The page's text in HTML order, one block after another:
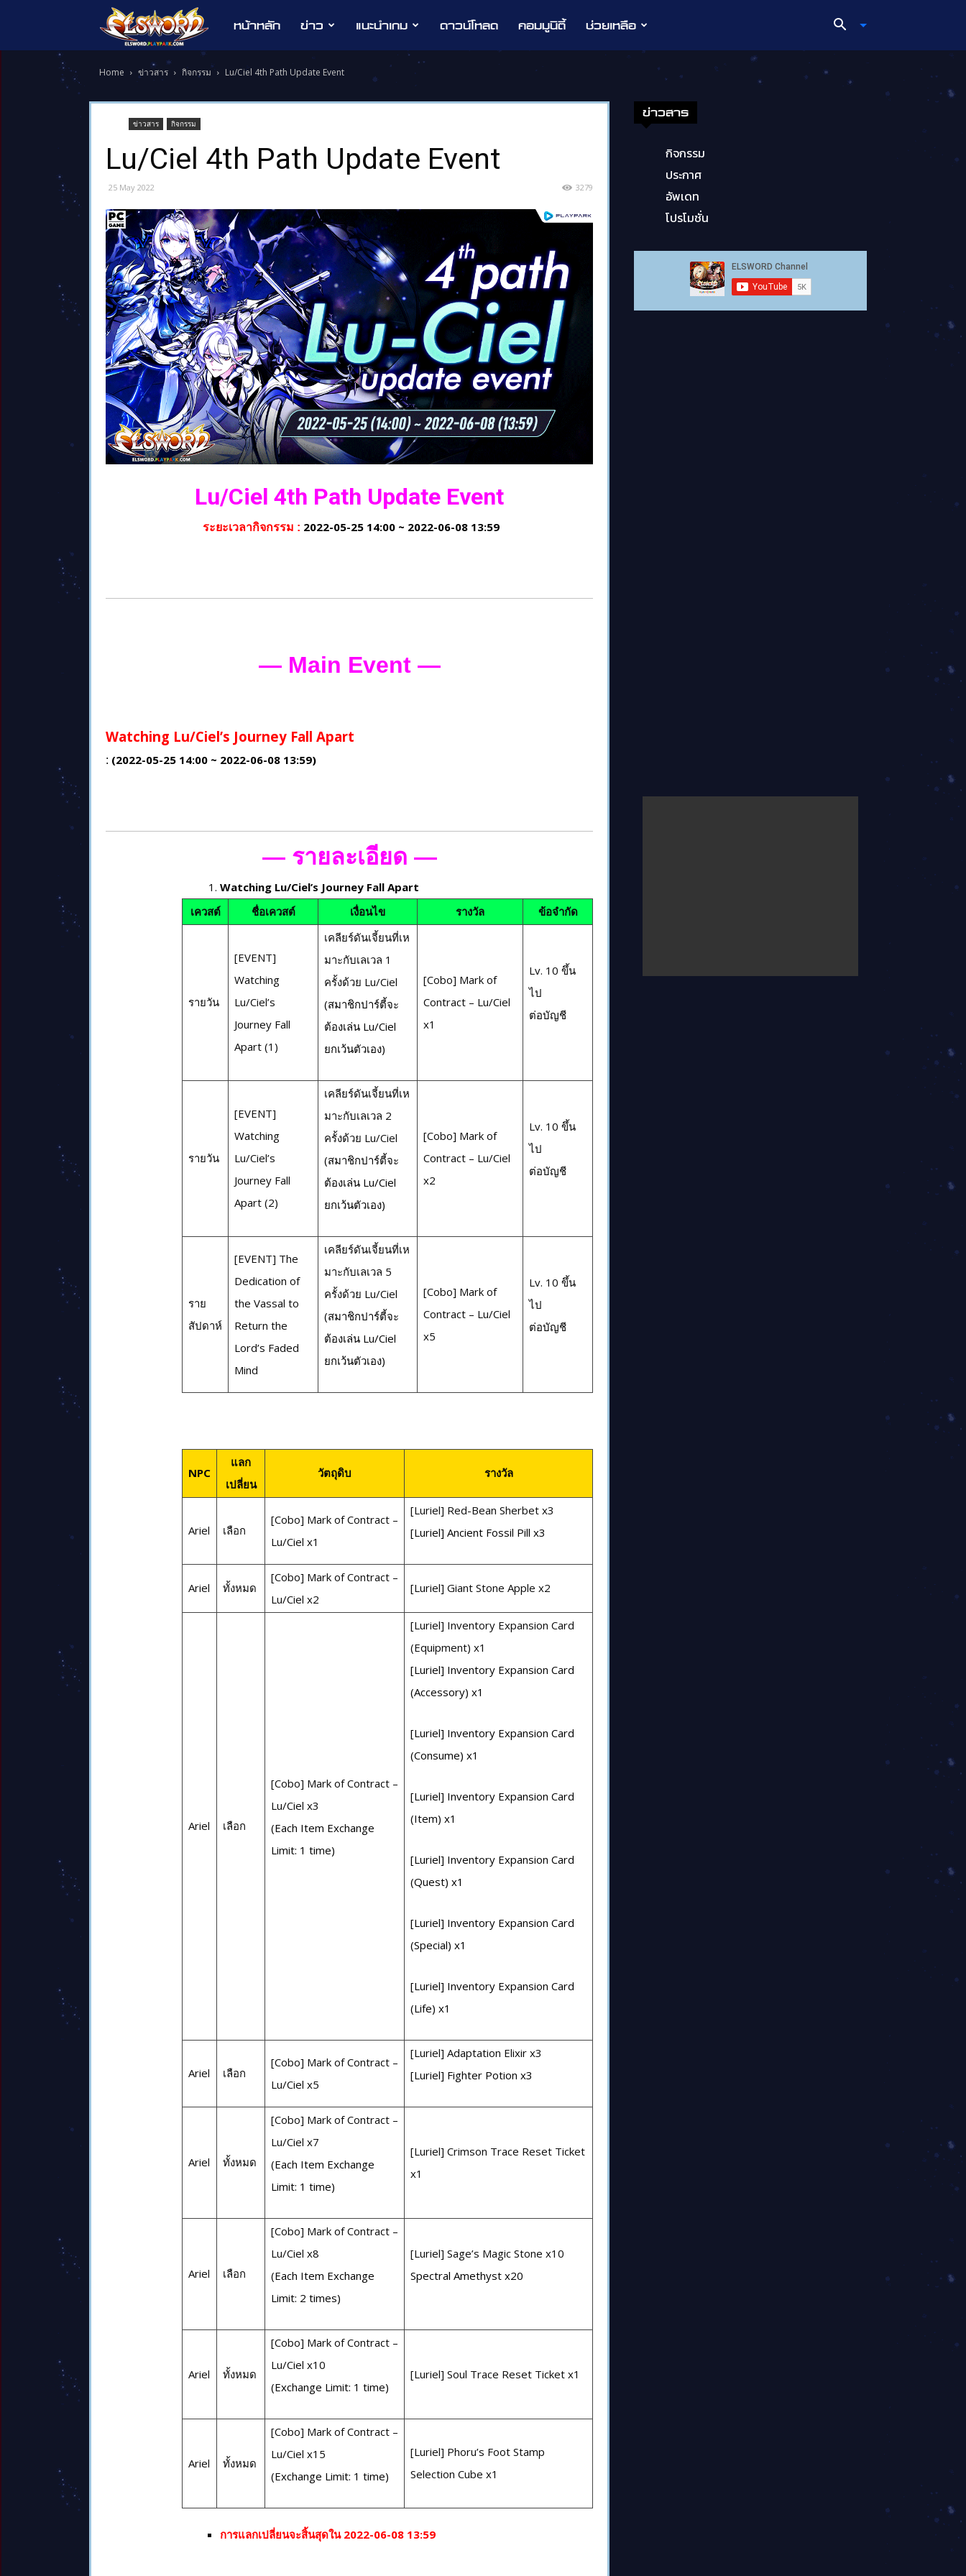
Elsword
หน้าหลัก ข่าว แนะนำเกม ดาวน์โหลด คอมมูนิตี้ ช่วยเหลือ
Home ข่าวสาร กิจกรรม Lu/Ciel 4th Path Update Event
ข่าวสาร กิจกรรม
Lu/Ciel 4th Path Update Event
25 May 2022 3279
Lu/Ciel 4th Path Update Event
ระยะเวลากิจกรรม : 2022-05-25 14:00 ~ 2022-06-08 13:59
— Main Event —
Watching Lu/Ciel’s Journey Fall Apart
: (2022-05-25 14:00 ~ 2022-06-08 13:59)
— รายละเอียด —
Watching Lu/Ciel’s Journey Fall Apart
เควสต์
ชื่อเควสต์ เงื่อนไข รางวัล ข้อจำกัด
รายวัน
[EVENT]
Watching
Lu/Ciel’s
Journey Fall
Apart (1)
เคลียร์ดันเจี้ยนที่เห
มาะกับเลเวล 1
ครั้งด้วย Lu/Ciel
(สมาชิกปาร์ตี้จะ
ต้องเล่น Lu/Ciel
ยกเว้นตัวเอง)
[Cobo] Mark of
Contract – Lu/Ciel
x1
Lv. 10 ขึ้น
ไป
ต่อบัญชี
รายวัน
[EVENT]
Watching
Lu/Ciel’s
Journey Fall
Apart (2)
เคลียร์ดันเจี้ยนที่เห
มาะกับเลเวล 2
ครั้งด้วย Lu/Ciel
(สมาชิกปาร์ตี้จะ
ต้องเล่น Lu/Ciel
ยกเว้นตัวเอง)
[Cobo] Mark of
Contract – Lu/Ciel
x2
Lv. 10 ขึ้น
ไป
ต่อบัญชี
ราย
สัปดาห์
[EVENT] The
Dedication of
the Vassal to
Return the
Lord’s Faded
Mind
เคลียร์ดันเจี้ยนที่เห
มาะกับเลเวล 5
ครั้งด้วย Lu/Ciel
(สมาชิกปาร์ตี้จะ
ต้องเล่น Lu/Ciel
ยกเว้นตัวเอง)
[Cobo] Mark of
Contract – Lu/Ciel
x5
Lv. 10 ขึ้น
ไป
ต่อบัญชี
NPC
แลก
เปลี่ยน
วัตถุดิบ รางวัล
Ariel เลือก
[Cobo] Mark of Contract –
Lu/Ciel x1
[Luriel] Red-Bean Sherbet x3
[Luriel] Ancient Fossil Pill x3
Ariel ทั้งหมด
[Cobo] Mark of Contract –
Lu/Ciel x2
[Luriel] Giant Stone Apple x2
Ariel เลือก
[Cobo] Mark of Contract –
Lu/Ciel x3
(Each Item Exchange
Limit: 1 time)
[Luriel] Inventory Expansion Card
(Equipment) x1
[Luriel] Inventory Expansion Card
(Accessory) x1
[Luriel] Inventory Expansion Card
(Consume) x1
[Luriel] Inventory Expansion Card
(Item) x1
[Luriel] Inventory Expansion Card
(Quest) x1
[Luriel] Inventory Expansion Card
(Special) x1
[Luriel] Inventory Expansion Card
(Life) x1
Ariel เลือก
[Cobo] Mark of Contract –
Lu/Ciel x5
[Luriel] Adaptation Elixir x3
[Luriel] Fighter Potion x3
Ariel ทั้งหมด
[Cobo] Mark of Contract –
Lu/Ciel x7
(Each Item Exchange
Limit: 1 time)
[Luriel] Crimson Trace Reset Ticket
x1
Ariel เลือก
[Cobo] Mark of Contract –
Lu/Ciel x8
(Each Item Exchange
Limit: 2 times)
[Luriel] Sage’s Magic Stone x10
Spectral Amethyst x20
Ariel ทั้งหมด
[Cobo] Mark of Contract –
Lu/Ciel x10
(Exchange Limit: 1 time)
[Luriel] Soul Trace Reset Ticket x1
Ariel ทั้งหมด
[Cobo] Mark of Contract –
Lu/Ciel x15
(Exchange Limit: 1 time)
[Luriel] Phoru’s Foot Stamp
Selection Cube x1
การแลกเปลี่ยนจะสิ้นสุดใน 2022-06-08 13:59
ข่าวสาร
กิจกรรม
ประกาศ
อัพเดท
โปรโมชั่น